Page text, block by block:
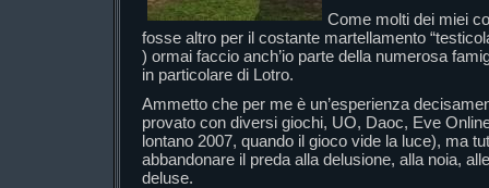
Come molti dei miei
fosse altro per il costante martellamento
) ormai faccio anch’io parte della numerosa
in particolare di Lotro.
Ammetto che per me è un’esperienza
provato con diversi giochi, UO, Daoc, Eve
lontano 2007, quando il gioco vide la luce), ma
abbandonare il preda alla delusione, alla noia,
deluse.